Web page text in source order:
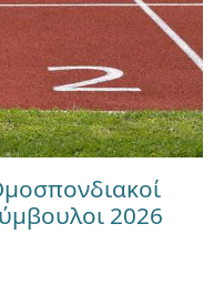
2026